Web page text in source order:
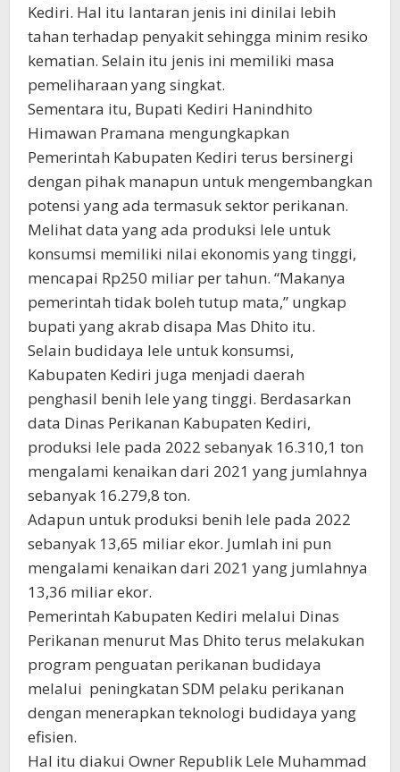
Kediri. Hal itu lantaran jenis ini dinilai lebih
tahan terhadap penyakit sehingga minim resiko
kematian. Selain itu jenis ini memiliki masa
pemeliharaan yang singkat.
Sementara itu, Bupati Kediri Hanindhito
Himawan Pramana mengungkapkan
Pemerintah Kabupaten Kediri terus bersinergi
dengan pihak manapun untuk mengembangkan
potensi yang ada termasuk sektor perikanan.
Melihat data yang ada produksi lele untuk
konsumsi memiliki nilai ekonomis yang tinggi,
mencapai Rp250 miliar per tahun. “Makanya
pemerintah tidak boleh tutup mata,” ungkap
bupati yang akrab disapa Mas Dhito itu.
Selain budidaya lele untuk konsumsi,
Kabupaten Kediri juga menjadi daerah
penghasil benih lele yang tinggi. Berdasarkan
data Dinas Perikanan Kabupaten Kediri,
produksi lele pada 2022 sebanyak 16.310,1 ton
mengalami kenaikan dari 2021 yang jumlahnya
sebanyak 16.279,8 ton.
Adapun untuk produksi benih lele pada 2022
sebanyak 13,65 miliar ekor. Jumlah ini pun
mengalami kenaikan dari 2021 yang jumlahnya
13,36 miliar ekor.
Pemerintah Kabupaten Kediri melalui Dinas
Perikanan menurut Mas Dhito terus melakukan
program penguatan perikanan budidaya
melalui peningkatan SDM pelaku perikanan
dengan menerapkan teknologi budidaya yang
efisien.
Hal itu diakui Owner Republik Lele Muhammad